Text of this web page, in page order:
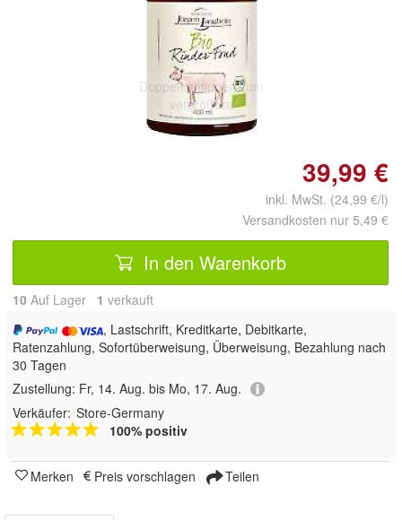
Doppelt antippen zum
vergrößern
39,99 €
inkl. MwSt. (24,99 €/l)
Versandkosten nur 5,49 €
In den Warenkorb
10 Auf Lager 1 verkauft
, Lastschrift, Kreditkarte, Debitkarte,
Ratenzahlung, Sofortüberweisung, Überweisung, Bezahlung nach
30 Tagen
Zustellung: Fr, 14. Aug. bis Mo, 17. Aug.
Verkäufer: Store-Germany
100% positiv
Merken Preis vorschlagen Teilen